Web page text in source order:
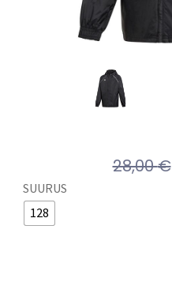
28,00€
SUURUS
128